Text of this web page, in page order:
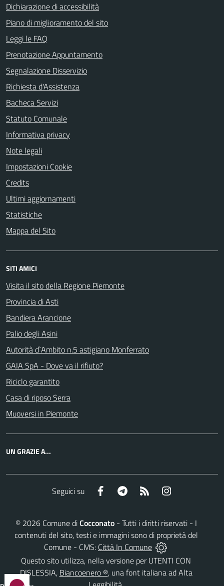
Dichiarazione di accessibilità
Piano di miglioramento del sito
Leggi le FAQ
Prenotazione Appuntamento
Segnalazione Disservizio
Richiesta d'Assistenza
Bacheca Servizi
Statuto Comunale
Informativa privacy
Note legali
Impostazioni Cookie
Credits
Ultimi aggiornamenti
Statistiche
Mappa del Sito
SITI AMICI
Visita il sito della Regione Piemonte
Provincia di Asti
Bandiera Arancione
Palio degli Asini
Autorità d`Ambito n.5 astigiano Monferrato
GAIA SpA - Dove va il rifiuto?
Riciclo garantito
Casa di riposo Serra
Muoversi in Piemonte
UN GRAZIE A...
Seguici su Facebook Telegram RSS
© 2026Comune diCocconato- Tutti i diritti riservati - I
contenuti del sito, testi e immagini sono di proprietà del
Comune - CMS: Città In Comune
Questo sito utilizza, nella versione per UTENTI CON
DISLESSIA, Biancoenero ®, una font italiana ad Alta